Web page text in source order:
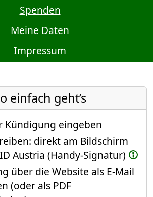
Spenden
Meine Daten
Impressum
einfach geht’s
Kündigung eingeben
direkt am Bildschirm
Austria (Handy-Signatur)
über die Website als E-Mail
(oder als PDF